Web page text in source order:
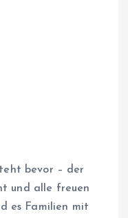
bevor – der
und alle freuen
es Familien mit